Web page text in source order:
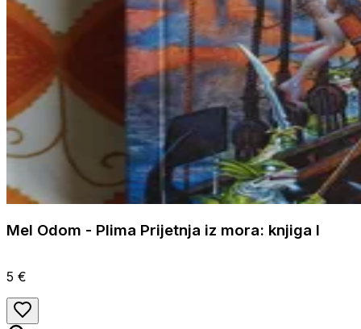
Mel Odom - Plima Prijetnja iz mora: knjiga I
5 €